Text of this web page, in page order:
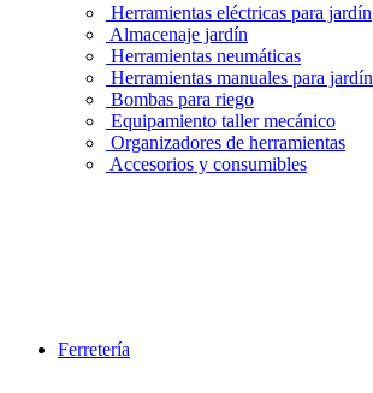
Herramientas eléctricas para jardín
Almacenaje jardín
Herramientas neumáticas
Herramientas manuales para jardín
Bombas para riego
Equipamiento taller mecánico
Organizadores de herramientas
Accesorios y consumibles
Ferretería